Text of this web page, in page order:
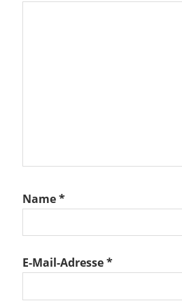
Name*
E-Mail-Adresse*